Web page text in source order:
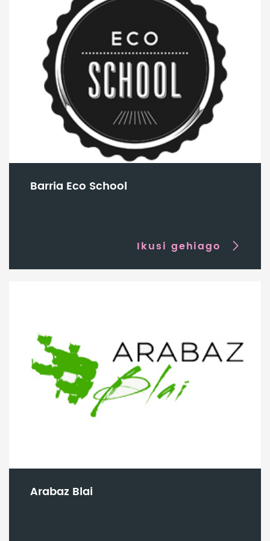
Barria Eco School
Ikusi gehiago
Arabaz Blai